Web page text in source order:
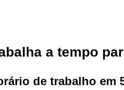
a tempo
de trabalho em